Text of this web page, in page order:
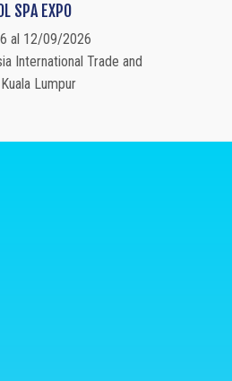
SPA EXPO
al 12/09/2026
International Trade and
Lumpur